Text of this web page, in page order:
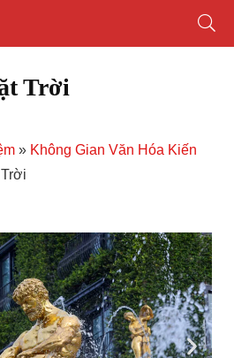
Trời
» Không Gian Văn Hóa Kiến